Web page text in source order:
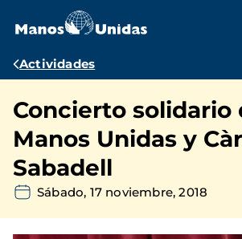
contenido
Ruta
navegación
Actividades
Concierto solidario
Manos Unidas y
Sabadell
Sábado, 17 noviembre, 2018